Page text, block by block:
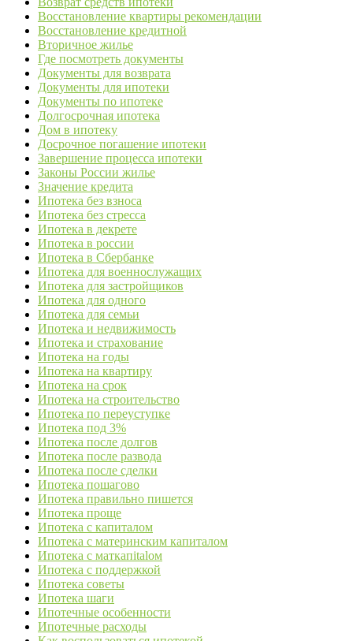
Восстановление квартиры рекомендации
Восстановление кредитной
Вторичное жилье
Где посмотреть документы
Документы для возврата
Документы для ипотеки
Документы по ипотеке
Долгосрочная ипотека
Дом в ипотеку
Досрочное погашение ипотеки
Завершение процесса ипотеки
Законы России жилье
Значение кредита
Ипотека без взноса
Ипотека без стресса
Ипотека в декрете
Ипотека в россии
Ипотека в Сбербанке
Ипотека для военнослужащих
Ипотека для застройщиков
Ипотека для одного
Ипотека для семьи
Ипотека и недвижимость
Ипотека и страхование
Ипотека на годы
Ипотека на квартиру
Ипотека на срок
Ипотека на строительство
Ипотека по переуступке
Ипотека под 3%
Ипотека после долгов
Ипотека после развода
Ипотека после сделки
Ипотека пошагово
Ипотека правильно пишется
Ипотека проще
Ипотека с капиталом
Ипотека с материнским капиталом
Ипотека с маткапitalом
Ипотека с поддержкой
Ипотека советы
Ипотека шаги
Ипотечные особенности
Ипотечные расходы